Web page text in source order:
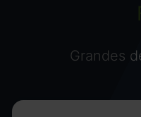
Grandes